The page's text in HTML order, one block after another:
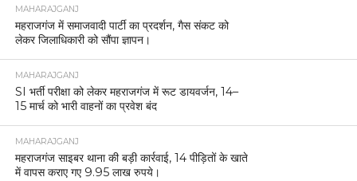
MAHARAJGANJ
महराजगंज में समाजवादी पार्टी का प्रदर्शन, गैस संकट को
लेकर जिलाधिकारी को सौंपा ज्ञापन।
MAHARAJGANJ
SI भर्ती परीक्षा को लेकर महराजगंज में रूट डायवर्जन, 14–
15 मार्च को भारी वाहनों का प्रवेश बंद
MAHARAJGANJ
महराजगंज साइबर थाना की बड़ी कार्रवाई, 14 पीड़ितों के खाते
में वापस कराए गए 9.95 लाख रुपये।